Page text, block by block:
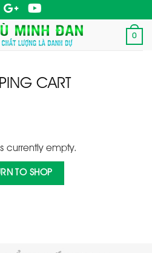
0
CART
currently empty.
TO SHOP